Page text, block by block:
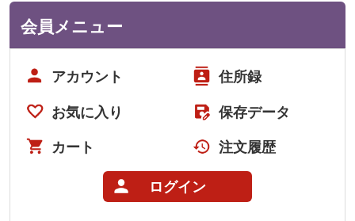
会員メニュー
アカウント 住所録
お気に入り 保存データ
カート 注文履歴
ログイン